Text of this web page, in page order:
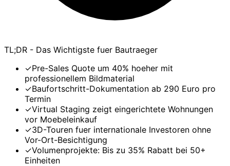
TL;DR - Das Wichtigste fuer Bautraeger
✓Pre-Sales Quote um 40% hoeher mit
professionellem Bildmaterial
✓Baufortschritt-Dokumentation ab 290 Euro pro
Termin
✓Virtual Staging zeigt eingerichtete Wohnungen
vor Moebeleinkauf
✓3D-Touren fuer internationale Investoren ohne
Vor-Ort-Besichtigung
✓Volumenprojekte: Bis zu 35% Rabatt bei 50+
Einheiten